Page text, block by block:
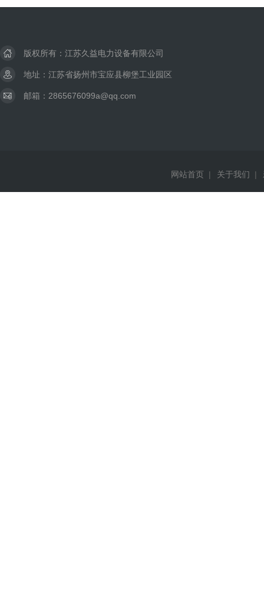
版权所有：江苏久益电力设备有限公司
地址：江苏省扬州市宝应县柳堡工业园区
邮箱：2865676099a@qq.com
网站首页 | 关于我们 |